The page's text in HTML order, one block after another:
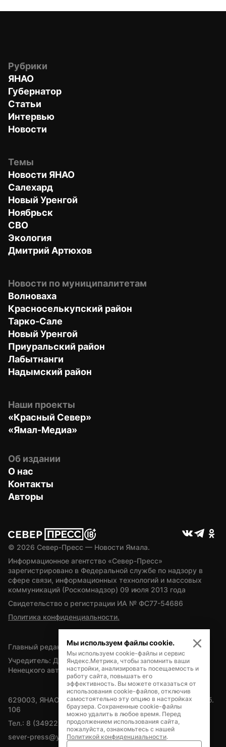
Рубрики
ЯНАО
Губернатор
Статьи
Интервью
Новости
Темы
Новости ЯНАО
Салехард
Новый Уренгой
Ноябрьск
СВО
Экология
Дмитрий Артюхов
Новости по муниципалитетам
Волноваха
Красноселькупский район
Тарко-Сале
Новый Уренгой
Приуральский район
Лабытнанги
Надымский район
Наши проекты
«Красный Север»
«Ямал-Медиа»
Об издании
О нас
Контакты
Авторы
© 2026 Север-Пресс — Новости Ямала.
Информационное агентство «Север-Пресс»
зарегистрировано в Федеральной службе по надзору в
сфере связи, информационных технологий и массовых
коммуникаций (Роскомнадзор) 09 июля 2013 года
Свидетельство о регистрации ИА № ФС77-54686
Политика конфиденциальности.
Главный редактор — А.Л. Поздеев
Учредитель: Департамент внутренней политики Ямало-
Ненецкого автономного округа
629003, ЯНАО, Салехард, мкр. Богдана Кнунянца, д.1, каб.
106
Тел.: 8 (34922) 71262
sever-press@yamal-media.ru
Мы используем файлы cookie.
Мы используем cookie-файлы и сервис
Яндекс.Метрика, чтобы запомнить ваши
настройки, анализировать посещаемость и
работу сайта, повышать его
эффективность. Вы можете отказаться от
использования cookie-файлов, отключив
самостоятельно эту опцию в настройках
браузера. Сохраненные cookie-файлы
можно удалить в любое время. Перед
продолжением использования сайта,
пожалуйста, ознакомьтесь с нашей
Политикой конфиденциальности.